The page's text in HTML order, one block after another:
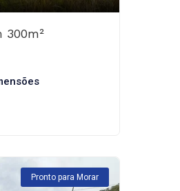
300m²
Pronto para Morar